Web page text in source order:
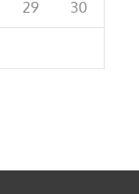
29 30